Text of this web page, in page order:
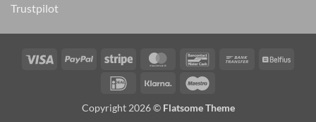
Trustpilot
Visa PayPal Stripe MasterCardBancontactBank
IDeal Klarna
Copyright 2026 © Flatsome Theme